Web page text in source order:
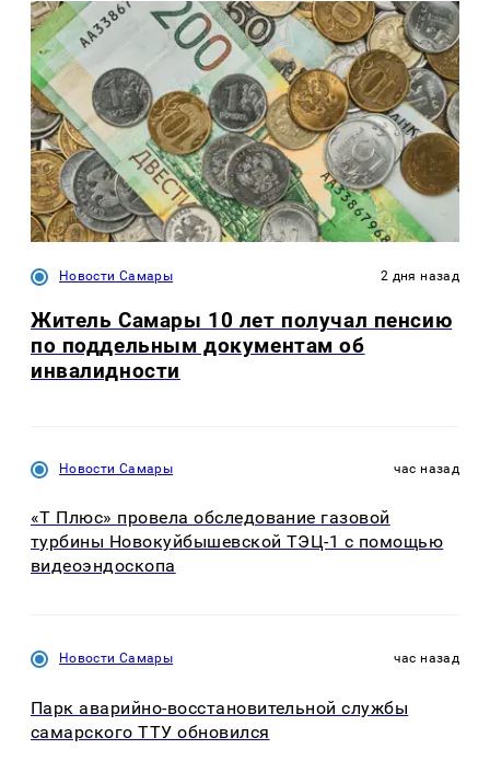
Новости Самары 2 дня назад
Житель Самары 10 лет получал пенсию
по поддельным документам об
инвалидности
Новости Самары час назад
«Т Плюс» провела обследование газовой
турбины Новокуйбышевской ТЭЦ-1 с помощью
видеоэндоскопа
Новости Самары час назад
Парк аварийно-восстановительной службы
самарского ТТУ обновился